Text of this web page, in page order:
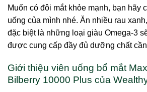
Muốn có đôi mắt khỏe mạnh, bạn hãy
uống của mình nhé. Ăn nhiều rau
đặc biệt là những loại giàu Omega-3
được cung cấp đầy đủ dưỡng chất
Giới thiệu viên uống bổ mắt
Bilberry 10000 Plus của